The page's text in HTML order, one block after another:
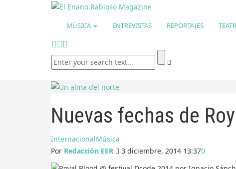
MÚSICA ENTREVISTAS REPORTAJES
Nuevas fechas de
InternacionalMúsica
Por Redacción EER 3 diciembre, 2014 13:370